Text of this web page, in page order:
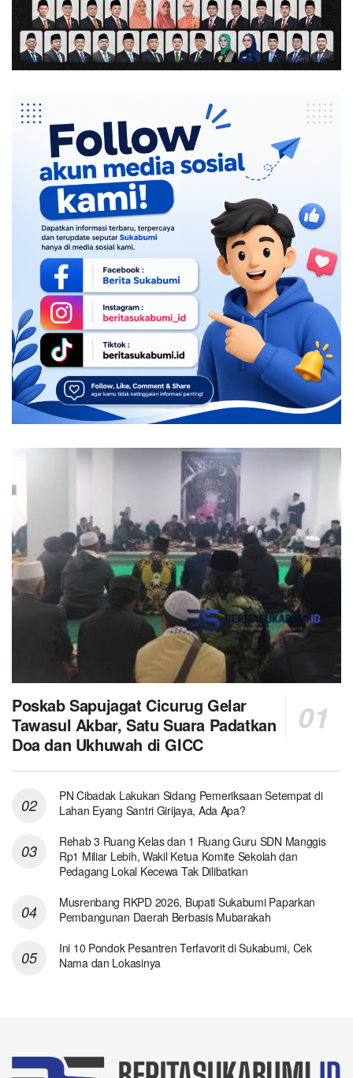
Poskab Sapujagat Cicurug Gelar
Tawasul Akbar, Satu Suara Padatkan
Doa dan Ukhuwah di GICC
PN Cibadak Lakukan Sidang Pemeriksaan Setempat di
Lahan Eyang Santri Girijaya, Ada Apa?
Rehab 3 Ruang Kelas dan 1 Ruang Guru SDN Manggis
Rp1 Miliar Lebih, Wakil Ketua Komite Sekolah dan
Pedagang Lokal Kecewa Tak Dilibatkan
Musrenbang RKPD 2026, Bupati Sukabumi Paparkan
Pembangunan Daerah Berbasis Mubarakah
Ini 10 Pondok Pesantren Terfavorit di Sukabumi, Cek
Nama dan Lokasinya